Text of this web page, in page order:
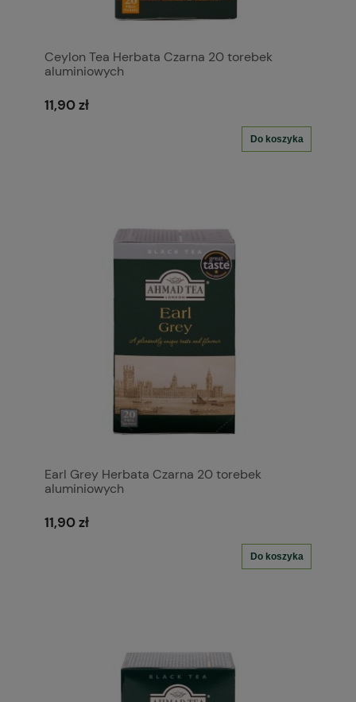
Ceylon Tea Herbata Czarna 20 torebek
aluminiowych
11,90 zł
Do koszyka
Earl Grey Herbata Czarna 20 torebek
aluminiowych
11,90 zł
Do koszyka